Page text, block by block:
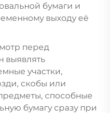
бумаги и
выходу её
перед
участки,
скобы или
способные
бумагу сразу при